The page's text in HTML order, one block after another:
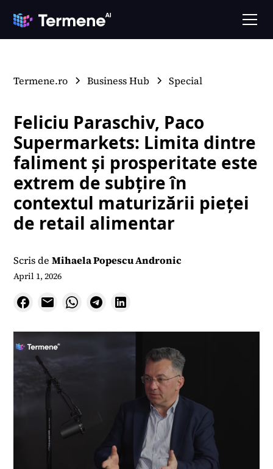
Termene.ro Business Hub Special
Feliciu Paraschiv, Paco
Supermarkets: Limita dintre
faliment și prosperitate este
extrem de subțire în
contextul maturizării pieței
de retail alimentar
Scris de Mihaela Popescu Andronic
April 1, 2026